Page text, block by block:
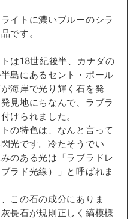
イトに濃いブルーのシラ
です。
は18世紀後半、カナダの
島にあるセント・ポール
海岸で光り輝く石を発
見地にちなんで、ラブラ
けられました。
の特色は、なんと言って
光です。冷たそうでい
のある光は「ラブラドレ
ラド光線）」と呼ばれま
この石の成分にありま
長石が規則正しく縞模様